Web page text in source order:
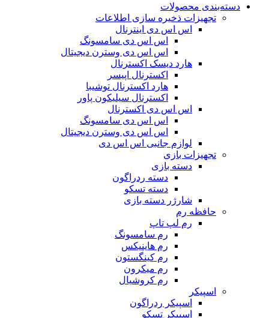
دسته‌بندی محصولات
تجهیزات ذخیره سازی اطلاعات
اس اس دی اینترنال
اس اس دی سامسونگ
اس اس دی وسترن دیجیتال
هارد دیسک اکسترنال
اکسترنال اپیسر
هارد اکسترنال توشیبا
اکسترنال سیلیکون پاور
اس اس دی اکسترنال
اس اس دی سامسونگ
اس اس دی وسترن دیجیتال
لوازم جانبی اس اس دی
تجهیزات بازی
دسته بازی
دسته ردراگون
دسته تسکو
شارژر دسته بازی
حافظه رم
رم لپ تاپ
رم سامسونگ
رم هاینیکس
رم کینگستون
رم میکرون
رم کروشیال
اسپیکر
اسپیکر ردراگون
اسپیکر تسکو